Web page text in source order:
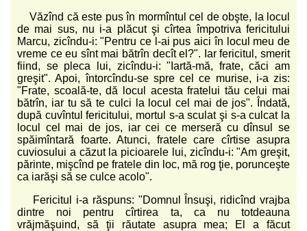
Văzînd că este pus în mormîntul cel de obşte, la locul
de mai sus, nu i-a plăcut şi cîrtea împotriva fericitului
Marcu, zicîndu-i: "Pentru ce l-ai pus aici în locul meu de
vreme ce eu sînt mai bătrîn decît el?". Iar fericitul, smerit
fiind, se pleca lui, zicîndu-i: "Iartă-mă, frate, căci am
greşit". Apoi, întorcîndu-se spre cel ce murise, i-a zis:
"Frate, scoală-te, dă locul acesta fratelui tău celui mai
bătrîn, iar tu să te culci la locul cel mai de jos". Îndată,
după cuvîntul fericitului, mortul s-a sculat şi s-a culcat la
locul cel mai de jos, iar cei ce merseră cu dînsul se
spăimîntară foarte. Atunci, fratele care cîrtise asupra
cuviosului a căzut la picioarele lui, zicîndu-i: "Am greşit,
părinte, mişcînd pe fratele din loc, mă rog ţie, porunceşte
ca iarăşi să se culce acolo".
Fericitul i-a răspuns: "Domnul Însuşi, ridicînd vrajba
dintre noi pentru cîrtirea ta, ca nu totdeauna
vrăjmăşuind, să ţii răutate asupra mea; El a făcut